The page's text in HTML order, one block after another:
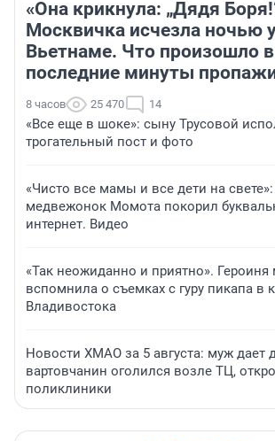
«Она крикнула: „Дядя
Москвичка исчезла ночью
Вьетнаме. Что произошло в
последние минуты
8 часов 25 470 14
«Все еще в шоке»: сыну Трусовой
трогательный пост и фото
«Чисто все мамы и все дети на свете»:
медвежонок Момота покорил
интернет. Видео
«Так неожиданно и приятно».
вспомнила о съемках с гуру пикапа в
Владивостока
Новости ХМАО за 5 августа: муж дает
вартовчанин оголился возле ТЦ,
поликлиники